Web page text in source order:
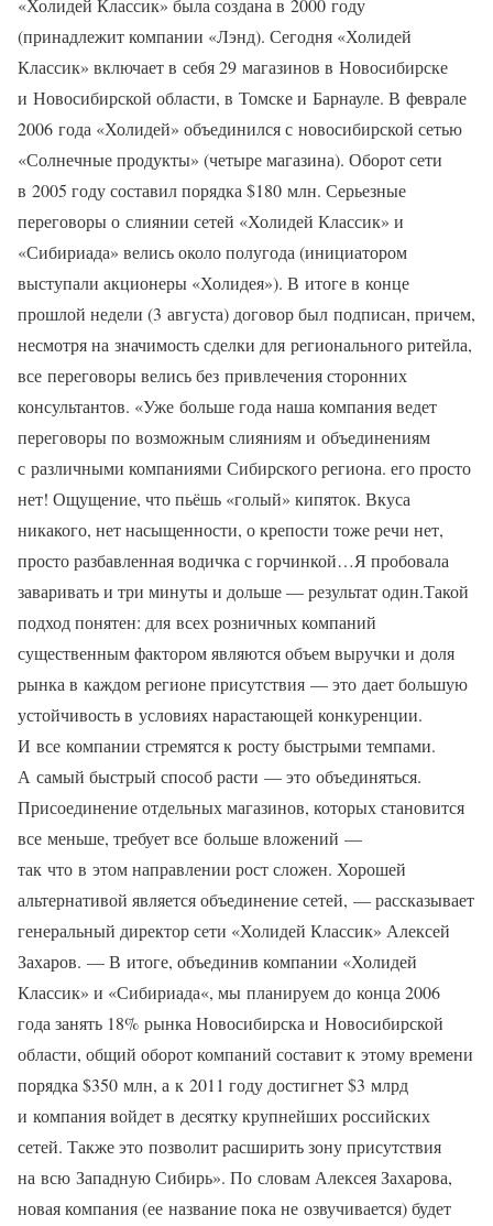
«Холидей Классик» была создана в 2000 году
(принадлежит компании «Лэнд). Сегодня «Холидей
Классик» включает в себя 29 магазинов в Новосибирске
и Новосибирской области, в Томске и Барнауле. В феврале
2006 года «Холидей» объединился с новосибирской сетью
«Солнечные продукты» (четыре магазина). Оборот сети
в 2005 году составил порядка $180 млн. Серьезные
переговоры о слиянии сетей «Холидей Классик» и
«Сибириада» велись около полугода (инициатором
выступали акционеры «Холидея»). В итоге в конце
прошлой недели (3 августа) договор был подписан, причем,
несмотря на значимость сделки для регионального ритейла,
все переговоры велись без привлечения сторонних
консультантов. «Уже больше года наша компания ведет
переговоры по возможным слияниям и объединениям
с различными компаниями Сибирского региона. его просто
нет! Ощущение, что пьёшь «голый» кипяток. Вкуса
никакого, нет насыщенности, о крепости тоже речи нет,
просто разбавленная водичка с горчинкой…Я пробовала
заваривать и три минуты и дольше — результат один.Такой
подход понятен: для всех розничных компаний
существенным фактором являются объем выручки и доля
рынка в каждом регионе присутствия — это дает большую
устойчивость в условиях нарастающей конкуренции.
И все компании стремятся к росту быстрыми темпами.
А самый быстрый способ расти — это объединяться.
Присоединение отдельных магазинов, которых становится
все меньше, требует все больше вложений —
так что в этом направлении рост сложен. Хорошей
альтернативой является объединение сетей, — рассказывает
генеральный директор сети «Холидей Классик» Алексей
Захаров. — В итоге, объединив компании «Холидей
Классик» и «Сибириада«, мы планируем до конца 2006
года занять 18% рынка Новосибирска и Новосибирской
области, общий оборот компаний составит к этому времени
порядка $350 млн, а к 2011 году достигнет $3 млрд
и компания войдет в десятку крупнейших российских
сетей. Также это позволит расширить зону присутствия
на всю Западную Сибирь». По словам Алексея Захарова,
новая компания (ее название пока не озвучивается) будет